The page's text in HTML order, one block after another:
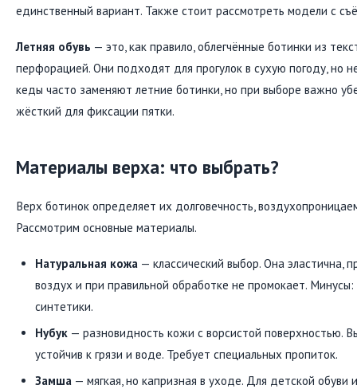
единственный вариант. Также стоит рассмотреть модели с
Летняя обувь — это, как правило, облегчённые ботинки из
перфорацией. Они подходят для прогулок в сухую погоду, но
кеды часто заменяют летние ботинки, но при выборе важно
жёсткий для фиксации пятки.
Материалы верха: что выбрать?
Верх ботинок определяет их долговечность,
Рассмотрим основные материалы.
Натуральная кожа — классический выбор. Она эластична,
воздух и при правильной обработке не промокает.
синтетики.
Нубук — разновидность кожи с ворсистой поверхностью.
устойчив к грязи и воде. Требует специальных пропиток.
Замша — мягкая, но капризная в уходе. Для детской обуви